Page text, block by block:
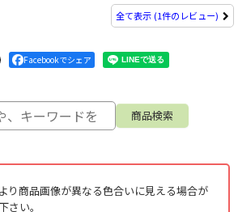
全て表示 (1件のレビュー)
Facebookでシェア
り商品画像が異なる色合いに見える場合が
さい。